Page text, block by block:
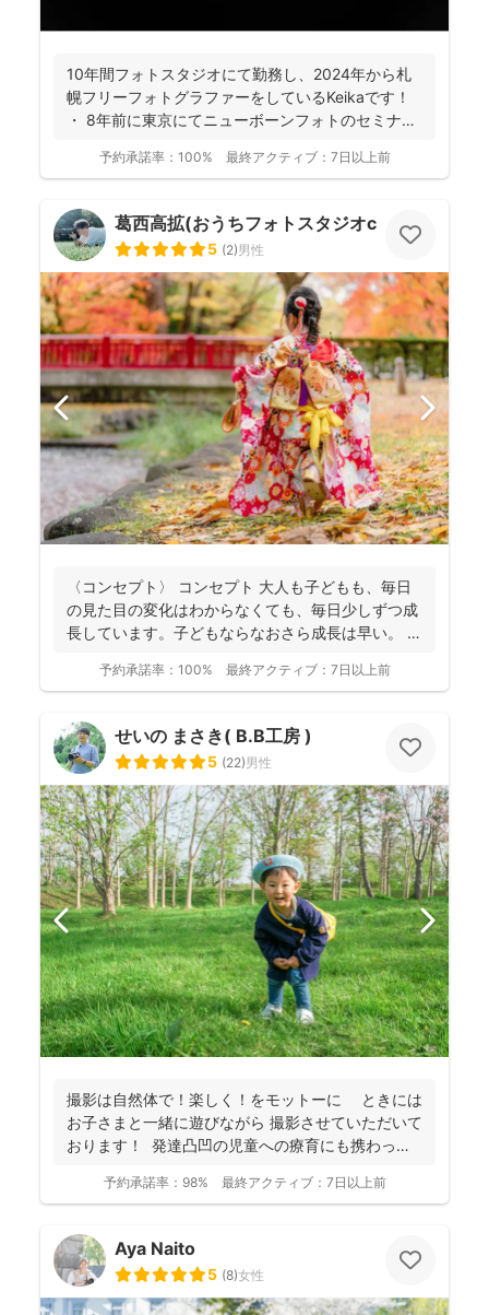
10年間フォトスタジオにて勤務し、2024年から札
幌フリーフォトグラファーをしているKeikaです！
・ 8年前に東京にてニューボーンフォトのセミナ
予約承諾率： 100% 最終アクティブ： 7日以上前
葛西高拡(おうちフォトスタジオcocofilm)
5 (2)男性
〈コンセプト〉 コンセプト 大人も子どもも、毎日
の見た目の変化はわからなくても、毎日少しずつ成
長しています。子どもならなおさら成長は早い。
予約承諾率： 100% 最終アクティブ： 7日以上前
せいの まさき( B.B工房 )
5 (22)男性
撮影は自然体で！楽しく！をモットーに ときには
お子さまと一緒に遊びながら 撮影させていただいて
おります！ 発達凸凹の児童への療育にも携わって
予約承諾率： 98% 最終アクティブ： 7日以上前
Aya Naito
5 (8)女性